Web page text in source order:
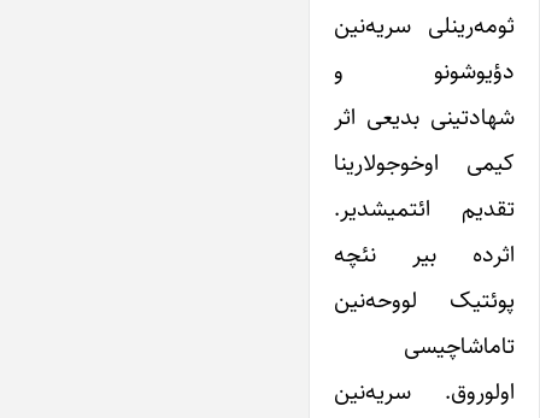
ثومه‌رینلی سریه‌نین
دؤیوشونو و
شهادتینی بدیعی اثر
کیمی اوخوجولارینا
تقدیم ائتمیشدیر.
اثرده بیر نئچه
پوئتیک لووحه‌نین
تاماشاچیسی
اولوروق. سریه‌نین